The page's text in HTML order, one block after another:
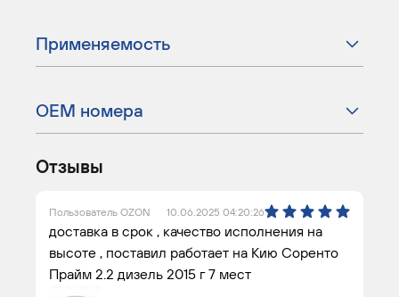
Применяемость
ОЕМ номера
Отзывы
Пользователь OZON 10.06.2025 04:20:26
доставка в срок , качество исполнения на
высоте , поставил работает на Кию Соренто
Прайм 2.2 дизель 2015 г 7 мест